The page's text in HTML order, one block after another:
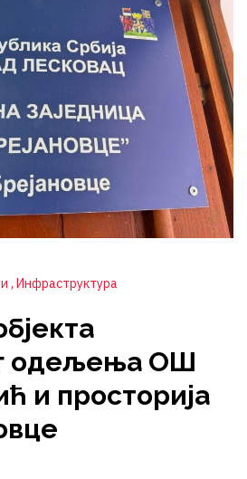
Инфраструктура
одељења ОШ
и просторија